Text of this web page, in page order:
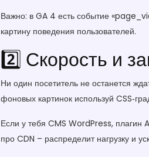
Важно: в GA 4 есть событие
картину поведения пользователей.
2️⃣ Скорость и
Ни один посетитель не останется
фоновых картинок используй
Если у тебя CMS WordPress,
про CDN – распределит нагрузку и